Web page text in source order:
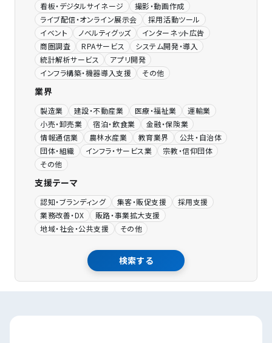
看板・デジタルサイネージ
撮影・動画作成
ライブ配信・オンライン展示会
採用活動ツール
イベント
ノベルティグッズ
インターネット広告
商圏調査
RPAサービス
システム開発・導入
統計解析サービス
アプリ開発
インフラ構築・機器導入支援
その他
業界
製造業 建設・不動産業 医療・福祉業
運輸業
小売・卸売業
宿泊・飲食業
金融・保険業
情報通信業
農林水産業 教育業界
公共・自治体
団体・組織
インフラ・サービス業
宗教・信仰団体
その他
支援テーマ
認知・ブランディング 集客・販促支援
採用支援
業務改善・DX
販路・事業拡大支援
地域・社会・公共支援
その他
検索する